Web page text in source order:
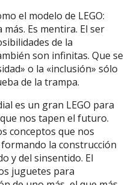
el modelo de LEGO:
más. Es mentira. El ser
de la
son infinitas. Que se
o la «inclusión» sólo
de la trampa.
es un gran LEGO para
nos tapen el futuro.
conceptos que nos
la construcción
y del sinsentido. El
juguetes para